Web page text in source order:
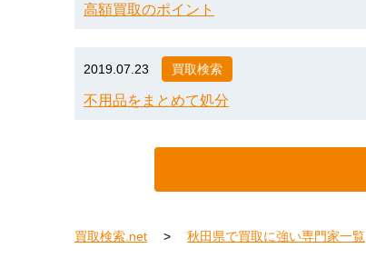
高額買取のポイント
2019.07.23 買取検索
不用品をまとめて処分
買取検索.net 秋田県で買取に強い専門家一覧